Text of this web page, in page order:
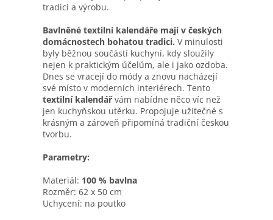
tradici a výrobu.
Bavlněné textilní kalendáře mají v českých
domácnostech bohatou tradici. V minulosti
byly běžnou součástí kuchyní, kdy sloužily
nejen k praktickým účelům, ale i jako ozdoba.
Dnes se vracejí do módy a znovu nacházejí
své místo v moderních interiérech. Tento
textilní kalendářvám nabídne něco víc než
jen kuchyňskou utěrku. Propojuje užitečné s
krásným a zároveň připomíná tradiční českou
tvorbu.
Parametry:
Materiál: 100 % bavlna
Rozměr: 62 x 50 cm
Uchycení: na poutko